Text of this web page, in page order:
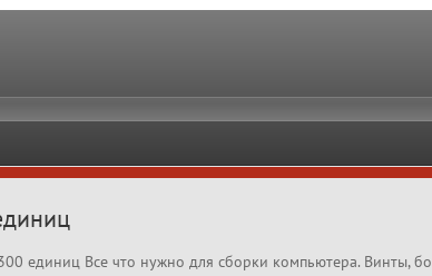
единиц Все что нужно для сборки компьютера. Винты, бо